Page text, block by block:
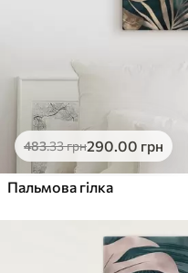
483.33грн290.00 грн
Пальмова гілка